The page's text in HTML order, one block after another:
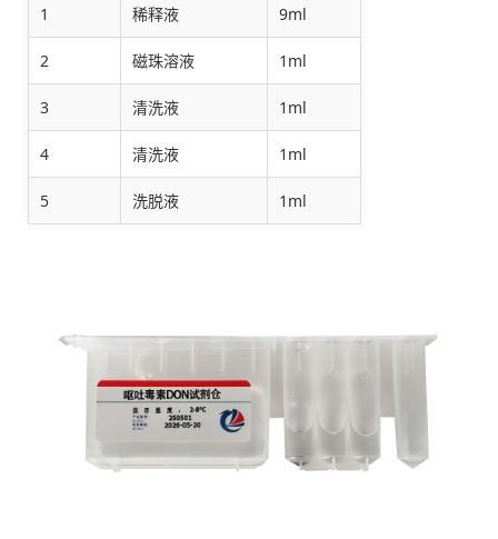
1 稀释液 9ml
2 磁珠溶液 1ml
3 清洗液 1ml
4 清洗液 1ml
5 洗脱液 1ml